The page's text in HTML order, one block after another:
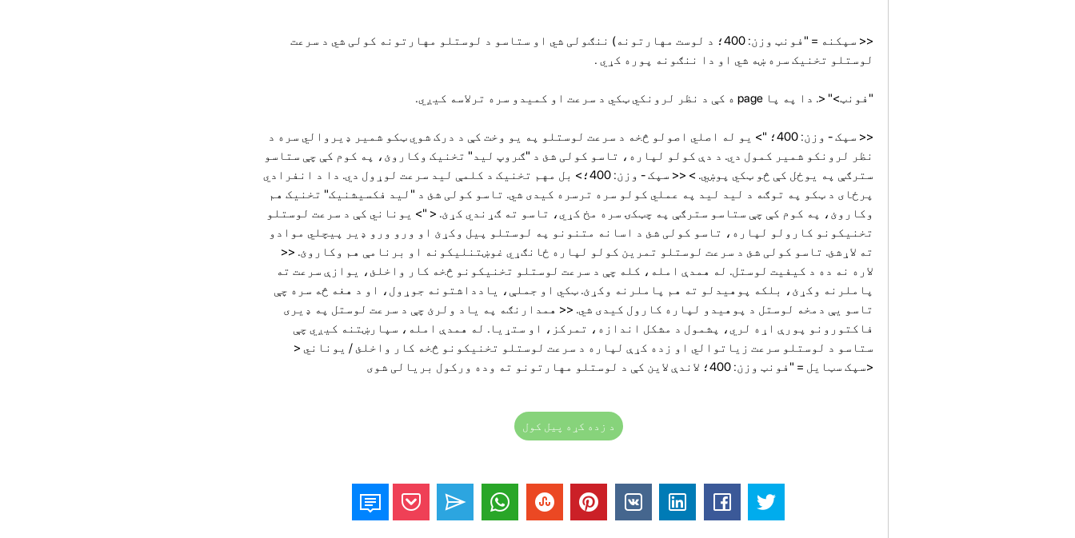
<< سپکنه = "فونټ وزن: 400؛ د لوست مهارتونه) ننګولی شي او ستاسو د لوستلو مهارتونه کولی شي د سرعت
لوستلو تخنیک سره ښه شي او دا ننګونه پوره کړي .
"فونټ>" <. دا په پا page ه کې د نظر لرونکي ټکي د سرعت او کمیدو سره ترلاسه کیږي.
<< سپک - وزن: 400؛ "> یو له اصلي اصولو څخه د سرعت لوستلو په یو وخت کې د درک شوي ټکو شمیر ډیروالي سره د
نظر لرونکو شمیر کمول دي. د دې کولو لپاره، تاسو کولی شئ د "ګروپ لید" تخنیک وکاروئ، په کوم کې چې ستاسو
سترګې په یوځل کې څو ټکي پوښي. > << سپک - وزن: 400؛> بل مهم تخنیک د کلمې لید سرعت لوړول دي. دا د انفرادي
پرځای د ټکو په توګه د لید لید په عملي کولو سره ترسره کیدی شي. تاسو کولی شئ د "لید فکسیشنیک" تخنیک هم
وکاروئ، په کوم کې چې ستاسو سترګې په چټکۍ سره مخ کړي، تاسو ته ګړندي کړئ. < "> یوناني کې د سرعت لوستلو
تخنیکونو کارولو لپاره، تاسو کولی شئ د اسانه متنونو په لوستلو پیل وکړئ او ورو ورو ډیر پیچلي موادو
ته لاړشئ. تاسو کولی شئ د سرعت لوستلو تمرین کولو لپاره ځانګړي غوښتنلیکونه او برنامې هم وکاروئ. <<
لاره نه ده د کیفیت لوستل. له همدې امله، کله چې د سرعت لوستلو تخنیکونو څخه کار واخلئ، یوازې سرعت ته
پاملرنه وکړئ، بلکه پوهیدلو ته هم پاملرنه وکړئ. ټکي او جملې، یادداشتونه جوړول، او د هغه څه سره چې
تاسو یې دمخه لوستل د پوهیدو لپاره کارول کیدی شي. << همدارنګه په یاد ولرئ چې د سرعت لوستل په ډیری
فاکتورونو پورې اړه لري، پشمول د مشکل اندازه، تمرکز، او ستړیا. له همدې امله، سپارښتنه کیږي چې
ستاسو د لوستلو سرعت زیاتوالي او زده کړې لپاره د سرعت لوستلو تخنیکونو څخه کار واخلئ / یوناني <
<سپک سټایل = "فونټ وزن: 400؛ لاندې لاین کې د لوستلو مهارتونو ته وده ورکول بریالی شوی
د زده کړه پیل کول